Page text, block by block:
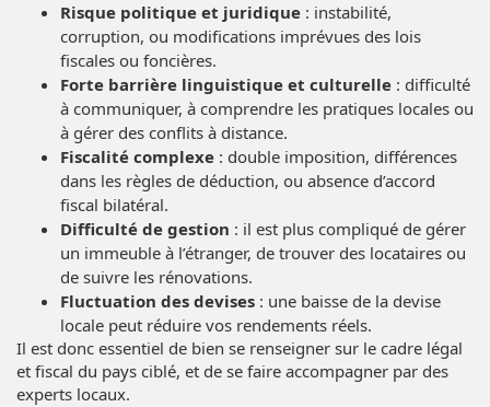
Risque politique et juridique : instabilité,
corruption, ou modifications imprévues des lois
fiscales ou foncières.
Forte barrière linguistique et culturelle : difficulté
à communiquer, à comprendre les pratiques locales ou
à gérer des conflits à distance.
Fiscalité complexe : double imposition, différences
dans les règles de déduction, ou absence d’accord
fiscal bilatéral.
Difficulté de gestion : il est plus compliqué de gérer
un immeuble à l’étranger, de trouver des locataires ou
de suivre les rénovations.
Fluctuation des devises : une baisse de la devise
locale peut réduire vos rendements réels.
Il est donc essentiel de bien se renseigner sur le cadre légal
et fiscal du pays ciblé, et de se faire accompagner par des
experts locaux.